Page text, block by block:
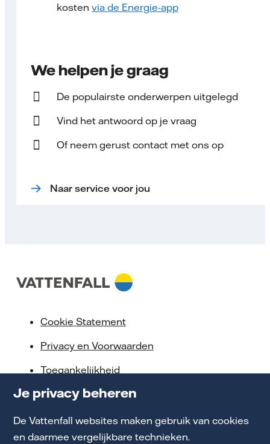
Je privacy beheren
De Vattenfall websites maken gebruik van cookies
en daarmee vergelijkbare technieken.
kosten via de Energie-app
We helpen je graag
De populairste onderwerpen uitgelegd
Vind het antwoord op je vraag
Of neem gerust contact met ons op
Naar service voor jou
Cookie Statement
Privacy en Voorwaarden
Toegankelijkheid
Partnerships
Energiekennis